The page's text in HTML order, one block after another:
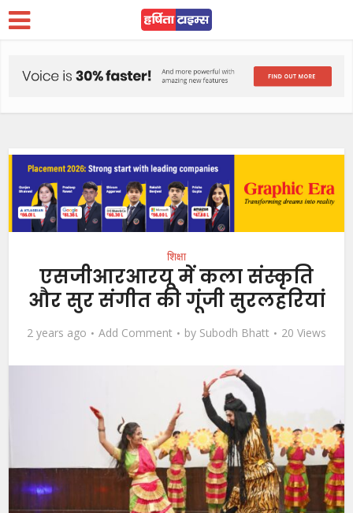
शिक्षा
एसजीआरआरयू में कला संस्कृति
और सुर संगीत की गूंजी सुरलहरियां
2 years ago Add Comment by Subodh Bhatt 20 Views